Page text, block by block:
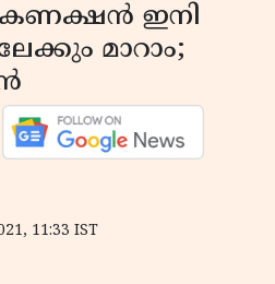
ഇനി
മാറാം;
11:33 IST